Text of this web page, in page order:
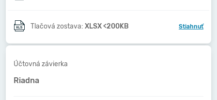
Tlačová zostava: XLSX <200KB Stiahnuť
Účtovná závierka
Riadna